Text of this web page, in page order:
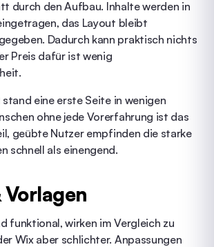
durch den Aufbau. Inhalte werden in
das Layout bleibt
Dadurch kann praktisch nichts
Preis dafür ist wenig
stand eine erste Seite in wenigen
ohne jede Vorerfahrung ist das
geübte Nutzer empfinden die starke
schnell als einengend.
Vorlagen
funktional, wirken im Vergleich zu
Wix aber schlichter. Anpassungen